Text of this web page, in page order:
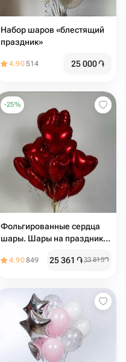
Набор шаров «блестящий
праздник»
4.90514 25 000֏
-25%
Фольгированные сердца
шары. Шары на праздник.
Подарок на мероприятие.
4.90849 25 361 ֏33 815֏